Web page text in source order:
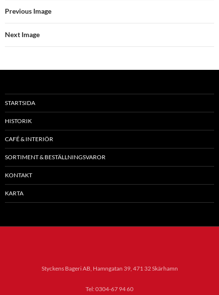
Previous Image
Next Image
STARTSIDA
HISTORIK
CAFÉ & INTERIÖR
SORTIMENT & BESTÄLLNINGSVAROR
KONTAKT
KARTA
Styckens Bageri AB, Hamngatan 39, 471 32 Skärhamn
Tel: 0304-67 94 60